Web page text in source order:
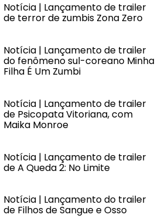
Notícia | Lançamento de trailer
de terror de zumbis Zona Zero
Notícia | Lançamento de trailer
do fenômeno sul-coreano Minha
Filha É Um Zumbi
Notícia | Lançamento de trailer
de Psicopata Vitoriana, com
Maika Monroe
Notícia | Lançamento de trailer
de A Queda 2: No Limite
Notícia | Lançamento do trailer
de Filhos de Sangue e Osso